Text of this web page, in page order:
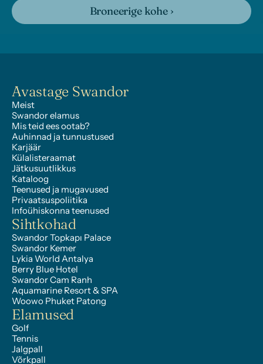
Broneerige kohe ›
Avastage Swandor
Meist
Swandor elamus
Mis teid ees ootab?
Auhinnad ja tunnustused
Karjäär
Külalisteraamat
Jätkusuutlikkus
Kataloog
Teenused ja mugavused
Privaatsuspoliitika
Infoühiskonna teenused
Sihtkohad
Swandor Topkapı Palace
Swandor Kemer
Lykia World Antalya
Berry Blue Hotel
Swandor Cam Ranh
Aquamarine Resort & SPA
Woowo Phuket Patong
Elamused
Golf
Tennis
Jalgpall
Võrkpall